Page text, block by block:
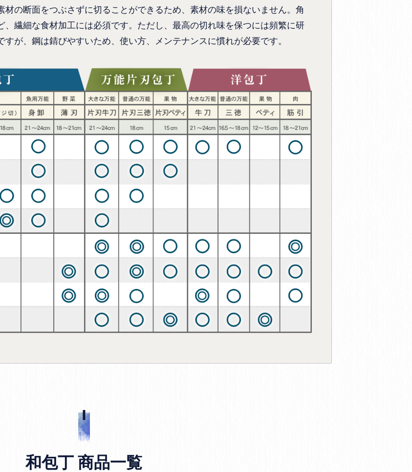
の断面をつぶさずに切ることができるため、素材の味を損ないません。角
繊細な食材加工には必須です。ただし、最高の切れ味を保つには頻繁に研
が、鋼は錆びやすいため、使い方、メンテナンスに慣れが必要です。
和包丁 商品一覧